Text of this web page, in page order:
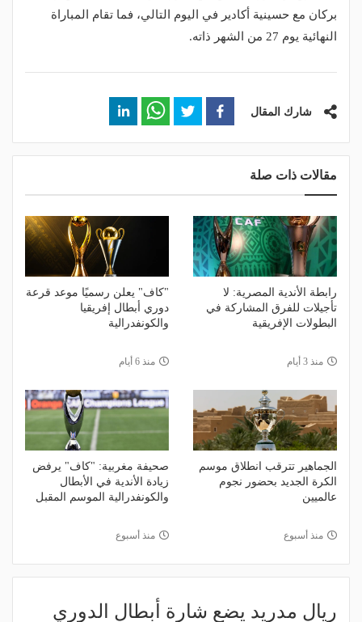
بركان مع حسينية أكادير في اليوم التالي، فما تقام المباراة
النهائية يوم 27 من الشهر ذاته.
شارك المقال
مقالات ذات صلة
رابطة الأندية المصرية: لا
تأجيلات للفرق المشاركة في
البطولات الإفريقية
منذ 3 أيام
"كاف" يعلن رسميًا موعد قرعة
دوري أبطال إفريقيا
والكونفدرالية
منذ 6 أيام
الجماهير تترقب انطلاق موسم
الكرة الجديد بحضور نجوم
عالميين
منذ أسبوع
صحيفة مغربية: "كاف" يرفض
زيادة الأندية في الأبطال
والكونفدرالية الموسم المقبل
منذ أسبوع
ريال مدريد يضع شارة أبطال الدوري